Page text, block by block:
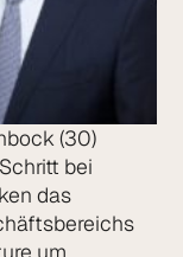
(30)
bei
das